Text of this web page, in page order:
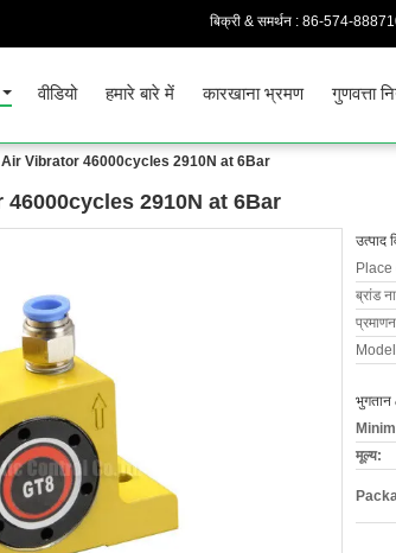
बिक्री & समर्थन : 86-574-
वीडियो हमारे बारे में कारखाना भ्रमण गुणवत्ता
Vibrator 46000cycles 2910N at 6Bar
2910N at 6Bar
उत्पाद
ब्रांड
भुगतान
मूल्य: